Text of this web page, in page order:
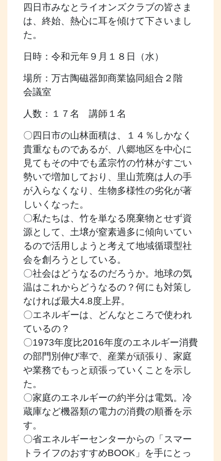
四日市みなとライオンズクラブの皆さま
は、終始、熱心に耳を傾けて下さいまし
た。
日時：令和元年９月１８日（水）
場所：万古陶磁器卸商業協同組合２階
会議室
人数：１７名 講師１名
〇四日市の山林面積は、１４％しかなく
貴重なものであるが、八郷地区を中心に
見てもその中でも孟宗竹の竹林がすごい
勢いで増加しており、里山荒廃は人の手
が入らなくなり、生物多様性の劣化が著
しいくなった。
〇私たちは、竹を単なる廃棄物とせず資
源として、土壌が窒素過多に傾向いてい
るので活用しようと考えて地域循環型社
会を創ろうとしている。
〇社会はどうなるのだろうか。地球の気
温はこれからどうなるの？何にも対策し
なければ最大4.8度上昇。
〇エネルギーは、どんなところで使われ
ているの？
〇1973年度比2016年度のエネルギー消費
の部門別伸び率で、産業が頑張り、家庭
や業務でもっと頑張っていくことを示し
た。
〇家庭のエネルギーの約半分は電気。冷
蔵庫など機器類の電力の消費の順番を示
す。
〇省エネルギーセンターからの「スマー
トライフのおすすめBOOK」を手にとっ